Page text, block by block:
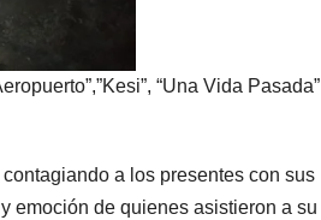
“Una Vida Pasada”
a los presentes con sus
emoción de quienes asistieron a su